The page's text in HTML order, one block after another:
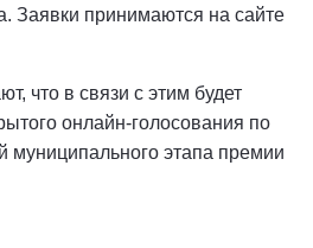
Заявки принимаются на сайте
что в связи с этим будет
онлайн-голосования по
муниципального этапа премии